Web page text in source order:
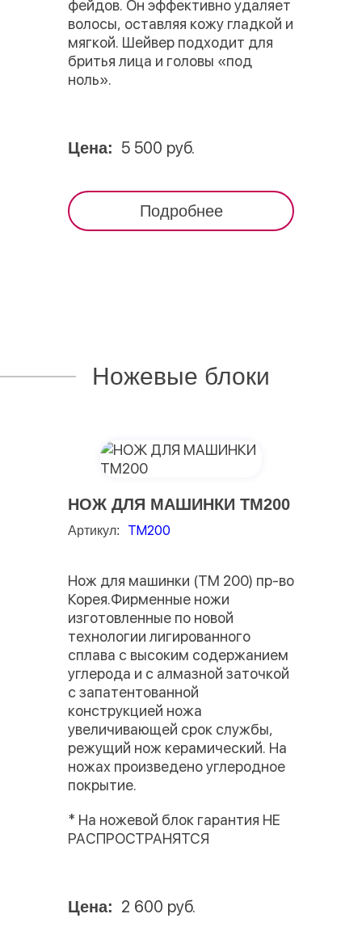
фейдов. Он эффективно удаляет
волосы, оставляя кожу гладкой и
мягкой. Шейвер подходит для
бритья лица и головы «под
ноль».
Цена: 5 500 руб.
Подробнее
Ножевые блоки
НОЖ ДЛЯ МАШИНКИ TM200
Артикул: TM200
Нож для машинки (TM 200) пр-во
Корея.Фирменные ножи
изготовленные по новой
технологии лигированного
сплава с высоким содержанием
углерода и с алмазной заточкой
c запатентованной
конструкцией ножа
увеличивающей срок службы,
режущий нож керамический. На
ножах произведено углеродное
покрытие.
* На ножевой блок гарантия НЕ
РАСПРОСТРАНЯТСЯ
Цена: 2 600 руб.